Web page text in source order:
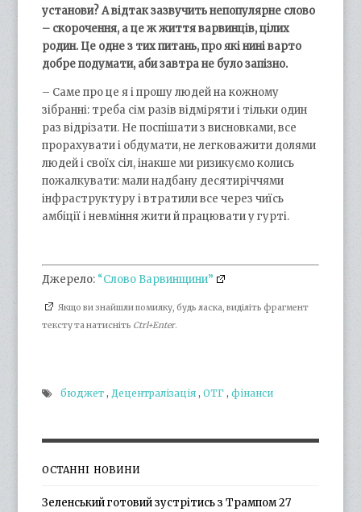
установи? А відтак зазвучить непопулярне слово
– скорочення, а це ж життя варвинців, цілих
родин. Це одне з тих питань, про які нині варто
добре подумати, аби завтра не було запізно.
– Саме про це я і прошу людей на кожному
зібранні: треба сім разів відміряти і тільки один
раз відрізати. Не поспішати з висновками, все
прорахувати і обдумати, не легковажити долями
людей і своїх сіл, інакше ми ризикуємо колись
пожалкувати: мали надбану десятиріччями
інфраструктуру і втратили все через чиїсь
амбіції і невміння жити й працювати у гурті.
Джерело: “Слово Варвинщини”
Якщо ви знайшли помилку, будь ласка, виділіть фрагмент
тексту та натисніть Ctrl+Enter.
бюджет ,Децентралізація ,ОТГ ,фінанси
ОСТАННІ НОВИНИ
Зеленський готовий зустрітись з Трампом 27